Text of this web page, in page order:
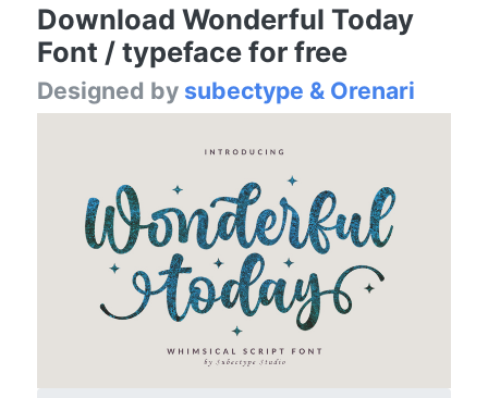
Download Wonderful Today
Font / typeface for free
Designed by subectype & Orenari